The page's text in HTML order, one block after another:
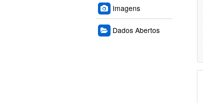
Imagens
Dados Abertos